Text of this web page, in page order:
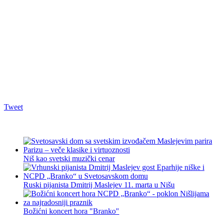
Tweet
Niš kao svetski muzički cenar
Ruski pijanista Dmitrij Maslejev 11. marta u Nišu
Božićni koncert hora "Branko"